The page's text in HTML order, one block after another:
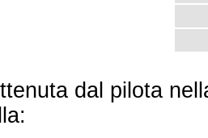
dal pilota